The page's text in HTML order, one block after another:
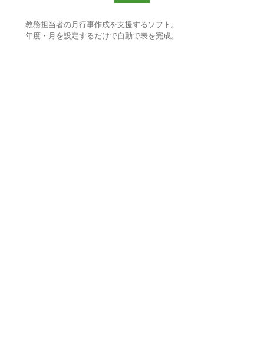
教務担当者の月行事作成を支援するソフト。
年度・月を設定するだけで自動で表を完成。